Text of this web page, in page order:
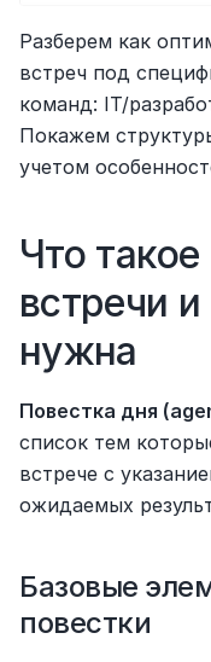
Разберем как
встреч под
команд: IT/
Покажем
учетом
Что
встречи
нужна
Повестка дня
список тем
встрече с
ожидаемых
Базовые
повестки